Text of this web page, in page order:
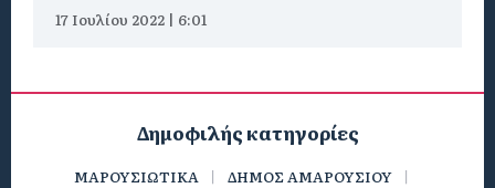
17 Ιουλίου 2022 | 6:01
Δημοφιλής κατηγορίες
ΜΑΡΟΥΣΙΩΤΙΚΑ
ΔΗΜΟΣ ΑΜΑΡΟΥΣΙΟΥ